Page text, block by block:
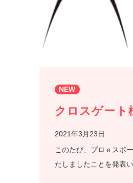
NEW
クロスゲート
2021年3月23日
このたび、プロｅスポ
たしましたことを発表